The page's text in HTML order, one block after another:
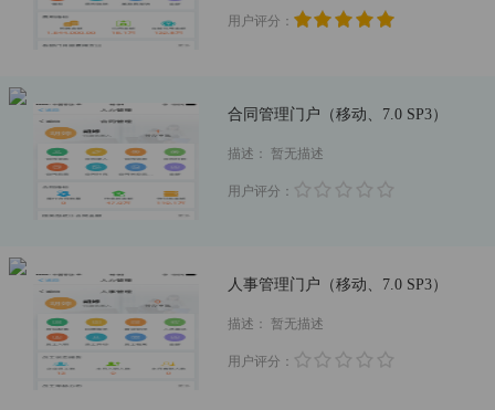
用户评分：
合同管理门户（移动、7.0 SP3）
描述： 暂无描述
用户评分：
人事管理门户（移动、7.0 SP3）
描述： 暂无描述
用户评分：